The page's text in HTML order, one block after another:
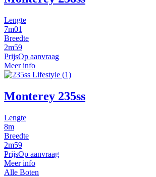
Lengte
7m01
Breedte
2m59
PrijsOp aanvraag
Meer info
Monterey 235ss
Lengte
8m
Breedte
2m59
PrijsOp aanvraag
Meer info
Alle Boten